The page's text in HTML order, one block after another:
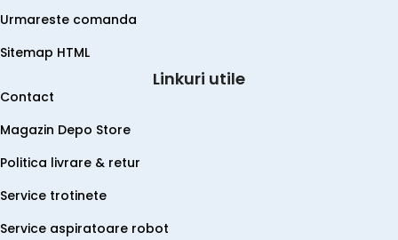
Urmareste comanda
Sitemap HTML
Linkuri utile
Contact
Magazin Depo Store
Politica livrare & retur
Service trotinete
Service aspiratoare robot